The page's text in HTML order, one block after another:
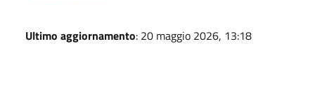
Ultimo aggiornamento: 20 maggio 2026, 13:18